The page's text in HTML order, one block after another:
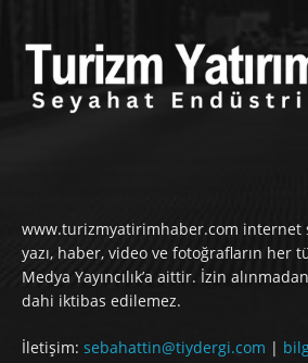
www.turizmyatirimhaber.com internet
yazı, haber, video ve fotoğrafların her
Medya Yayıncılık’a aittir. İzin
dahi iktibas edilemez.
İletişim: sebahattin@tiydergi.com |